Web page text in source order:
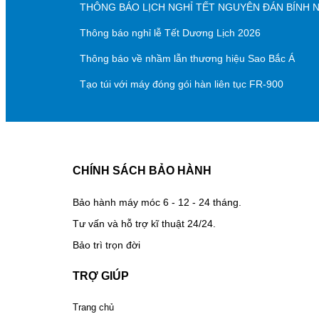
THÔNG BÁO LỊCH NGHỈ TẾT NGUYÊN ĐÁN BÍNH
Thông báo nghỉ lễ Tết Dương Lịch 2026
Thông báo về nhầm lẫn thương hiệu Sao Bắc Á
Tạo túi với máy đóng gói hàn liên tục FR-900
CHÍNH SÁCH BẢO HÀNH
Bảo hành máy móc 6 - 12 - 24 tháng.
Tư vấn và hỗ trợ kĩ thuật 24/24.
Bảo trì trọn đời
TRỢ GIÚP
Trang chủ